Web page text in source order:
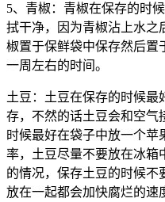
5、青椒：青椒在保存的时
拭干净，因为青椒沾上水之
椒置于保鲜袋中保存然后置
一周左右的时间。
土豆：土豆在保存的时候最
存，不然的话土豆会和空气
时候最好在袋子中放一个
率，土豆尽量不要放在冰箱
的情况，保存土豆的时候不
放在一起都会加快腐烂的速